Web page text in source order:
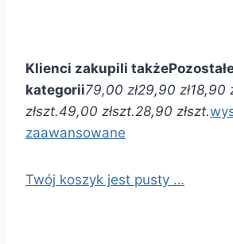
Klienci zakupili także
kategorii79,00 zł29,90 zł18,90
złszt.49,00 złszt.28,90 złszt.
zaawansowane
Twój koszyk jest pusty …